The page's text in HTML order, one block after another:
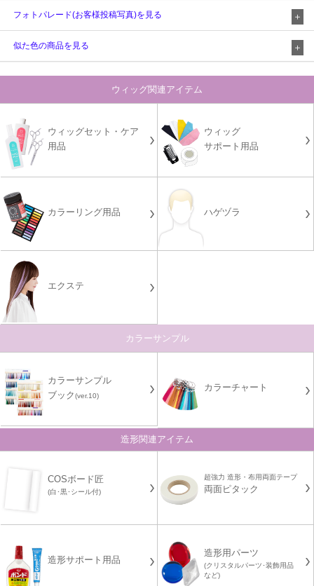
フォトパレード(お客様投稿写真)を見る
似た色の商品を見る
ウィッグ関連アイテム
ウィッグセット・ケア
用品
ウィッグ
サポート用品
カラーリング用品 ハゲヅラ
エクステ
カラーサンプル
カラーサンプル
ブック(ver.10)
カラーチャート
造形関連アイテム
COSボード匠
(白･黒･シール付)
超強力 造形・布用両面テープ
両面ピタック
造形サポート用品
造形用パーツ
(クリスタルパーツ･装飾用品
など)